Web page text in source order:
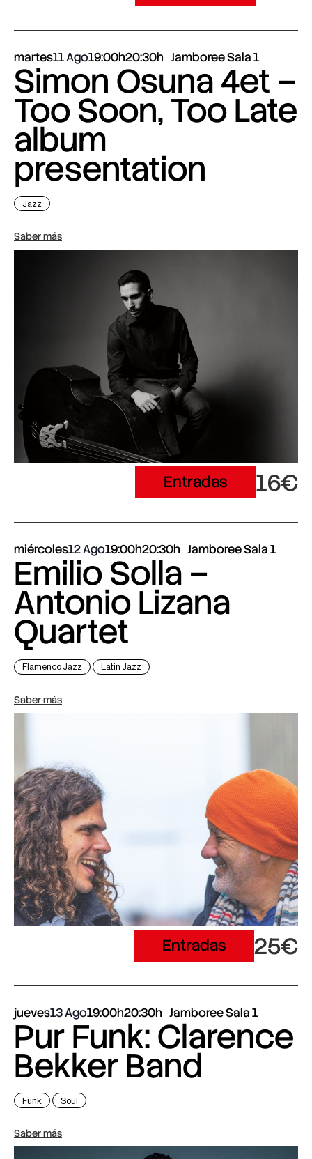
martes11 Ago19:00h20:30h Jamboree Sala 1
Simon Osuna 4et –
Too Soon, Too Late
album
presentation
Jazz
Saber más
Entradas 16€
miércoles12 Ago19:00h20:30h Jamboree Sala 1
Emilio Solla –
Antonio Lizana
Quartet
Flamenco Jazz Latin Jazz
Saber más
Entradas 25€
jueves13 Ago19:00h20:30h Jamboree Sala 1
Pur Funk: Clarence
Bekker Band
Funk Soul
Saber más